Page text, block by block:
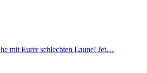
mit Eurer schlechten Laune! Jet…